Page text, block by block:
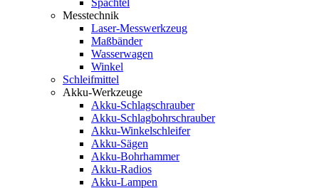
Spachtel
Messtechnik
Laser-Messwerkzeug
Maßbänder
Wasserwagen
Winkel
Schleifmittel
Akku-Werkzeuge
Akku-Schlagschrauber
Akku-Schlagbohrschrauber
Akku-Winkelschleifer
Akku-Sägen
Akku-Bohrhammer
Akku-Radios
Akku-Lampen